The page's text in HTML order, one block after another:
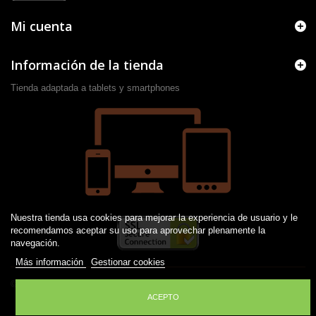
Nuestra tienda usa cookies para mejorar la experiencia de usuario y le
recomendamos aceptar su uso para aprovechar plenamente la
navegación.
Más información
Gestionar cookies
ACEPTO
Mi cuenta
Información de la tienda
Tienda adaptada a tablets y smartphones